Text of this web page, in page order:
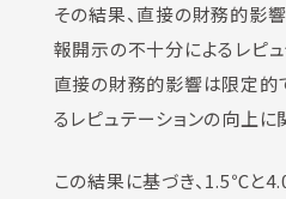
その結果、直接の財務的影
報開示の不十分によるレピ
直接の財務的影響は限定的
るレピュテーションの向上
この結果に基づき、1.5℃と